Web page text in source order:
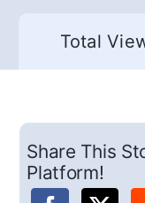
Total
Share This
Platform!